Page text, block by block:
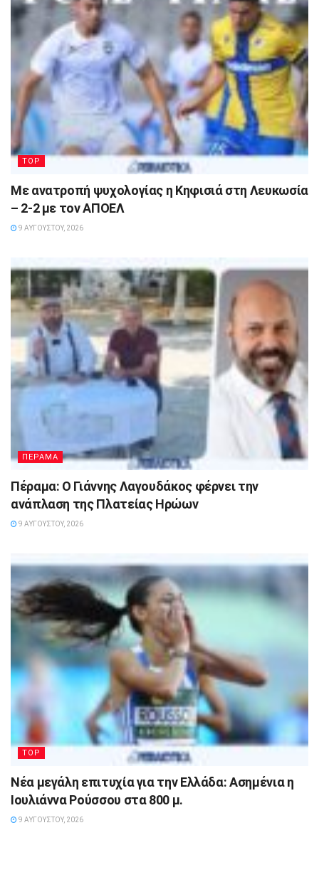
TOP
Με ανατροπή ψυχολογίας η Κηφισιά στη Λευκωσία
– 2-2 με τον ΑΠΟΕΛ
9 ΑΥΓΟΎΣΤΟΥ, 2026
ΠΕΡΑΜΑ
Πέραμα: Ο Γιάννης Λαγουδάκος φέρνει την
ανάπλαση της Πλατείας Ηρώων
9 ΑΥΓΟΎΣΤΟΥ, 2026
TOP
Νέα μεγάλη επιτυχία για την Ελλάδα: Ασημένια η
Ιουλιάννα Ρούσσου στα 800 μ.
9 ΑΥΓΟΎΣΤΟΥ, 2026